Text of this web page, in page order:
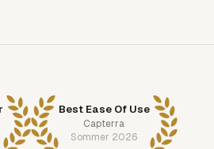
Best Ease Of Use
Capterra
Sommer 2026